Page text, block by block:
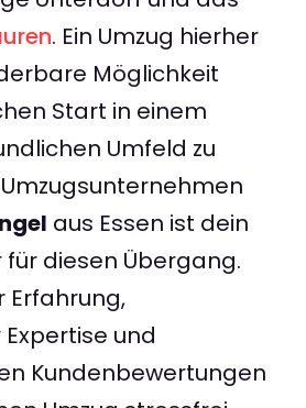
. Ein Umzug hierher
Möglichkeit
Start in einem
Umfeld zu
aus Essen ist dein
diesen Übergang.
Erfahrung,
und
Kundenbewertungen